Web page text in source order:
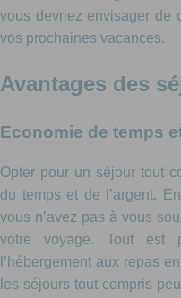
vous devriez envisager de
vos prochaines vacances.
Avantages des
Economie de temps
Opter pour un séjour tout
du temps et de l’argent.
vous n’avez pas à vous
votre voyage. Tout est
l’hébergement aux repas
les séjours tout compris